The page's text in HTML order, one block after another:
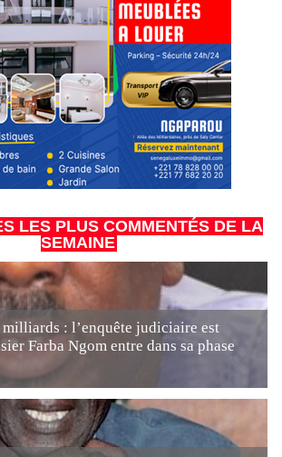
LES PLUS COMMENTÉS DE LA
SEMAINE
: l’enquête judiciaire est
Farba Ngom entre dans sa phase